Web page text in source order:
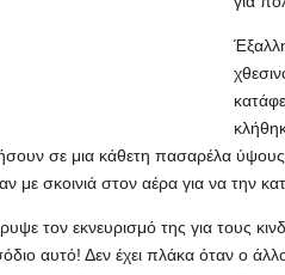
σε μια κάθετη πασαρέλα
με σκοινιά στον αέρα για να την
τον εκνευρισμό της για τους
αυτό! Δεν έχει πλάκα όταν ο